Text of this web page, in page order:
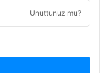
Unuttunuz mu?